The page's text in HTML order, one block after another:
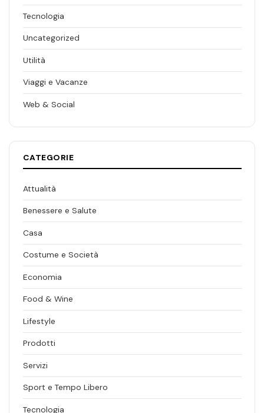
Tecnologia
Uncategorized
Utilità
Viaggi e Vacanze
Web & Social
CATEGORIE
Attualità
Benessere e Salute
Casa
Costume e Società
Economia
Food & Wine
Lifestyle
Prodotti
Servizi
Sport e Tempo Libero
Tecnologia